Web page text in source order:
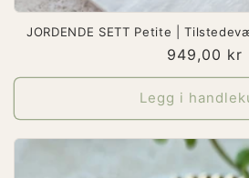
JORDENDE SETT Petite |
Vanlig
pris
949,00 kr
Legg i